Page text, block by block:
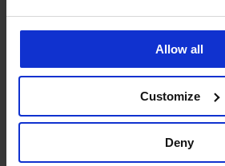
Allow all
Customize
Deny
799 Kč kód: BRA20
999 Kč
799 Kč